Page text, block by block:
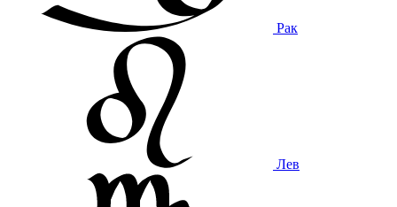
Рак
Лев